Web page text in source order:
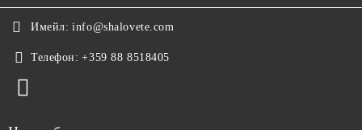
Имейл: info@shalovete.com
Телефон: +359 88 8518405